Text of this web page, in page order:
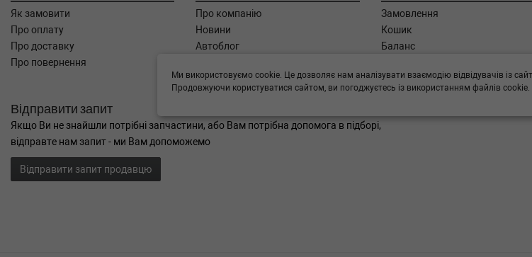
Як замовити
Про оплату
Про доставку
Про повернення
Про компанію
Новини
Автоблог
Контакти
Замовлення
Кошик
Баланс
Бренди
Відправити запит
Якщо Ви не знайшли потрібні запчастини, або Вам потрібна допомога в підборі,
відправте нам запит - ми Вам допоможемо
Відправити запит продавцю
Ми використовуємо cookie. Це дозволяє нам аналізувати взаємодію відвідувачів із
Продовжуючи користуватися сайтом, ви погоджуєтесь із використанням файлів cookie.